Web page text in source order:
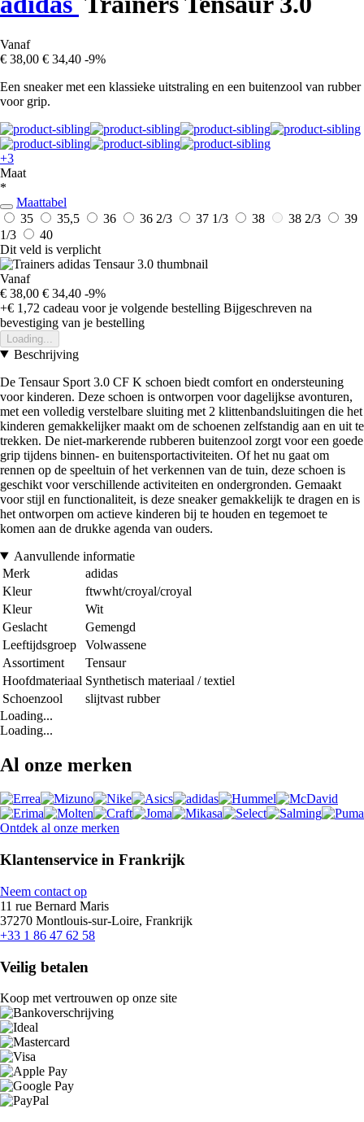
Vanaf
€ 38,00 € 34,40 -9%
Een sneaker met een klassieke uitstraling en een buitenzool van rubber
voor grip.
+3
Maat
*
Maattabel
35
35,5 36 36 2/3 37 1/3 38 38 2/3
39
1/3
40
Dit veld is verplicht
Vanaf
€ 38,00 € 34,40 -9%
+€ 1,72 cadeau voor je volgende bestelling Bijgeschreven na
bevestiging van je bestelling
Loading...
Beschrijving
De Tensaur Sport 3.0 CF K schoen biedt comfort en ondersteuning
voor kinderen. Deze schoen is ontworpen voor dagelijkse avonturen,
met een volledig verstelbare sluiting met 2 klittenbandsluitingen die het
kinderen gemakkelijker maakt om de schoenen zelfstandig aan en uit te
trekken. De niet-markerende rubberen buitenzool zorgt voor een goede
grip tijdens binnen- en buitensportactiviteiten. Of het nu gaat om
rennen op de speeltuin of het verkennen van de tuin, deze schoen is
geschikt voor verschillende activiteiten en ondergronden. Gemaakt
voor stijl en functionaliteit, is deze sneaker gemakkelijk te dragen en is
het ontworpen om actieve kinderen bij te houden en tegemoet te
komen aan de drukke agenda van ouders.
Aanvullende informatie
Merk
adidas
Kleur
ftwwht/croyal/croyal
Kleur
Wit
Geslacht
Gemengd
Leeftijdsgroep
Volwassene
Assortiment
Tensaur
Hoofdmateriaal Synthetisch materiaal / textiel
Schoenzool
slijtvast rubber
Loading...
Loading...
Al onze merken
Ontdek al onze merken
Klantenservice in Frankrijk
Neem contact op
11 rue Bernard Maris
37270 Montlouis-sur-Loire, Frankrijk
+33 1 86 47 62 58
Veilig betalen
Koop met vertrouwen op onze site